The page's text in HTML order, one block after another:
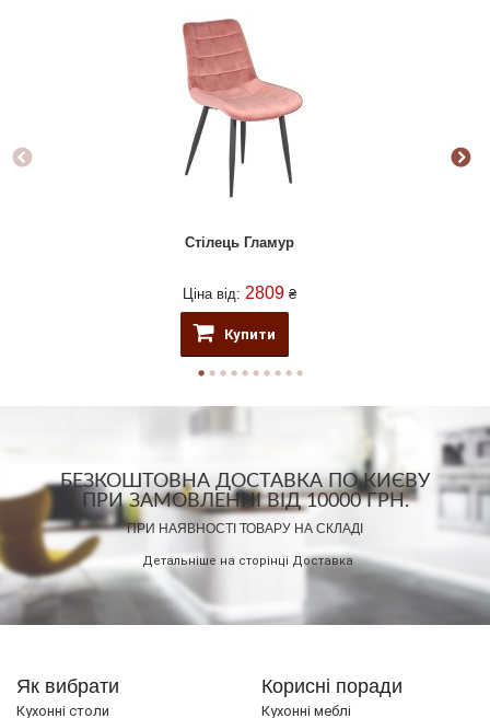
Стілець Гламур
Ціна від: 2809 ₴
Купити
БЕЗКОШТОВНА ДОСТАВКА ПО КИЄВУ
ПРИ ЗАМОВЛЕННІ ВІД 10000 ГРН.
ПРИ НАЯВНОСТІ ТОВАРУ НА СКЛАДІ
Детальніше на сторінці Доставка
Як вибрати
Кухонні столи
Корисні поради
Кухонні меблі